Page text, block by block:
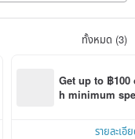
ทั้งหมด (3)
Get up to ฿
h minimum
รายละเอี